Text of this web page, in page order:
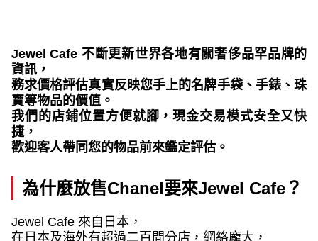
Jewel Cafe不斷更新世界各地有關奢侈品罕品牌的
資訊，
務求價格評估真實反映您手上的名牌手袋、手錶、珠
寶等物品的價值。
我們的店鋪位置方便就腳，現金交易模式安全又快
捷，
歡迎客人帶同您的物品前來鑑定評估。
為什麼放售Chanel要來Jewel Cafe？
Jewel Cafe 來自日本，
在日本及海外有超過二百間分店，網絡龐大，